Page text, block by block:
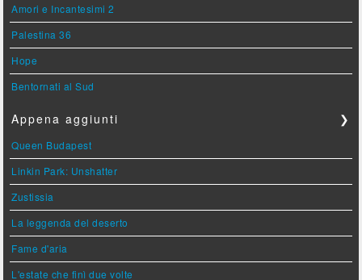
Amori e Incantesimi 2
Palestina 36
Hope
Bentornati al Sud
Appena aggiunti ❯
Queen Budapest
Linkin Park: Unshatter
Zustissia
La leggenda del deserto
Fame d'aria
L'estate che finì due volte